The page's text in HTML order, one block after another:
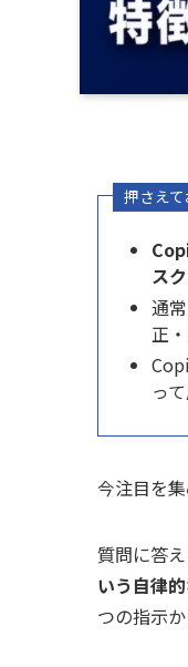
押さえ
ス
通
正
っ
今注目を
質問に答え
いう自律
つの指示